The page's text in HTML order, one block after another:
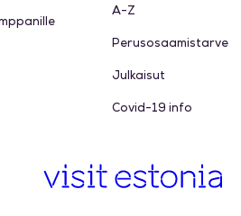
A-Z
Perusosaamistarve
Julkaisut
Covid-19 info